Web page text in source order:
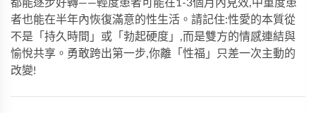
都能逐步好轉——輕度患者可能在1-3個月內見效,中重度患
者也能在半年內恢復滿意的性生活。請記住:性愛的本質從
不是「持久時間」或「勃起硬度」,而是雙方的情感連結與
愉悅共享。勇敢跨出第一步,你離「性福」只差一次主動的
改變!